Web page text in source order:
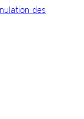
des